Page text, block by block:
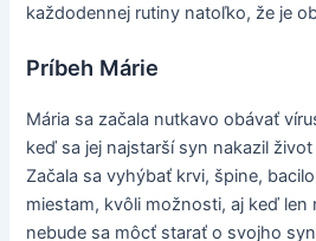
každodennej rutiny natoľko, že je
Príbeh Márie
Mária sa začala nutkavo obávať
keď sa jej najstarší syn nakazil
Začala sa vyhýbať krvi, špine,
miestam, kvôli možnosti, aj keď len
nebude sa môcť starať o svojho